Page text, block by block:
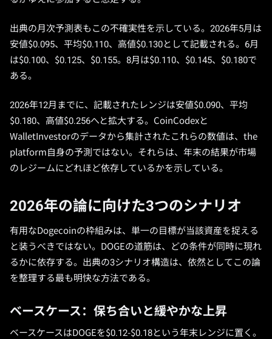
出典の月次予測表もこの不確実性を示している。2026年5月は
安値$0.095、平均$0.110、高値$0.130として記載される。6月
は$0.100、$0.125、$0.155。8月は$0.110、$0.145、$0.180で
ある。
2026年12月までに、記載されたレンジは安値$0.090、平均
$0.180、高値$0.256へと拡大する。CoinCodexと
WalletInvestorのデータから集計されたこれらの数値は、the
platform自身の予測ではない。それらは、年末の結果が市場
のレジームにどれほど依存しているかを示している。
2026年の論に向けた3つのシナリオ
有用なDogecoinの枠組みは、単一の目標が当該資産を捉える
と装うべきではない。DOGEの道筋は、どの条件が同時に現れ
るかに依存する。出典の3シナリオ構造は、依然としてこの論
を整理する最も明快な方法である。
ベースケース：保ち合いと緩やかな上昇
ベースケースはDOGEを$0.12-$0.18という年末レンジに置く。